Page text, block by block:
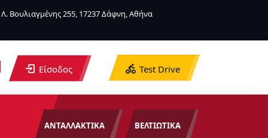
Λ. Βουλιαγμένης 255, 17237 Δάφνη, Αθήνα
Είσοδος Test Drive
ΑΝΤΑΛΛΑΚΤΙΚΑ ΒΕΛΤΙΩΤΙΚΑ